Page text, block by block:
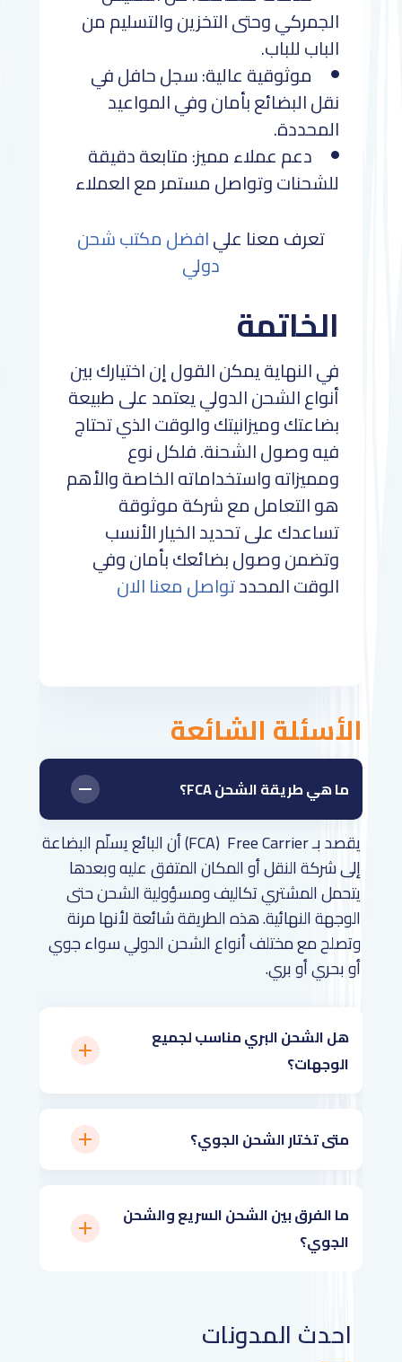
الجمركي وحتى التخزين والتسليم من
الباب للباب.
موثوقية عالية: سجل حافل في
نقل البضائع بأمان وفي المواعيد
المحددة.
دعم عملاء مميز: متابعة دقيقة
للشحنات وتواصل مستمر مع العملاء
تعرف معنا عليافضل مكتب شحن
دولي
الخاتمة
في النهاية يمكن القول إن اختيارك بين
أنواع الشحن الدولي يعتمد على طبيعة
بضاعتك وميزانيتك والوقت الذي تحتاج
فيه وصول الشحنة. فلكل نوع
ومميزاته واستخداماته الخاصة والأهم
هو التعامل مع شركة موثوقة
تساعدك على تحديد الخيار الأنسب
وتضمن وصول بضائعك بأمان وفي
الوقت المحددتواصل معنا الان
الأسئلة الشائعة
ما هي طريقة الشحن FCA؟
يقصد بـ FCA) Free Carrier) أن البائع يسلّم البضاعة
إلى شركة النقل أو المكان المتفق عليه وبعدها
يتحمل المشتري تكاليف ومسؤولية الشحن حتى
الوجهة النهائية. هذه الطريقة شائعة لأنها مرنة
وتصلح مع مختلف أنواع الشحن الدولي سواء جوي
أو بحري أو بري.
هل الشحن البري مناسب لجميع
الوجهات؟
متى تختار الشحن الجوي؟
ما الفرق بين الشحن السريع والشحن
الجوي؟
احدث المدونات